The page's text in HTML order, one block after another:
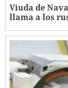
Viuda de
llama a los